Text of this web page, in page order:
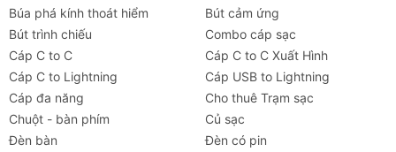
Búa phá kính thoát hiểm
Bút cảm ứng
Bút trình chiếu
Combo cáp sạc
Cáp C to C
Cáp C to C Xuất Hình
Cáp C to Lightning
Cáp USB to Lightning
Cáp đa năng
Cho thuê Trạm sạc
Chuột - bàn phím
Củ sạc
Đèn bàn
Đèn có pin